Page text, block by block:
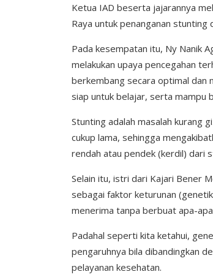
Ketua IAD beserta jajarannya
Raya untuk penanganan
Pada kesempatan itu, Ny Nanik
melakukan upaya pencegahan
berkembang secara optimal dan
siap untuk belajar, serta mampu
Stunting adalah masalah kurang
cukup lama, sehingga
rendah atau pendek (kerdil) dari
Selain itu, istri dari Kajari Bener
sebagai faktor keturunan
menerima tanpa berbuat apa-
Padahal seperti kita ketahui,
pengaruhnya bila dibandingkan
pelayanan kesehatan.